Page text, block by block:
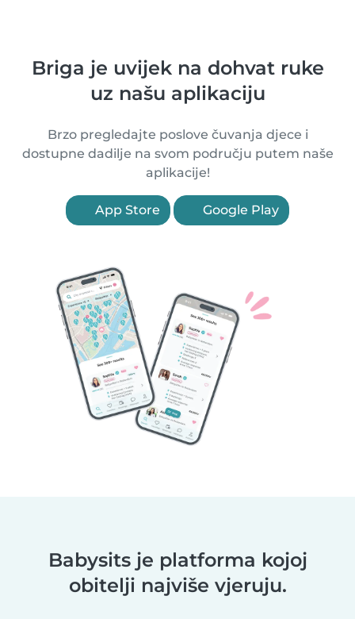
Briga je uvijek na dohvat ruke
uz našu aplikaciju
Brzo pregledajte poslove čuvanja djece i
dostupne dadilje na svom području putem naše
aplikacije!
App Store Google Play
Babysits je platforma kojoj
obitelji najviše vjeruju.